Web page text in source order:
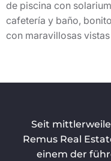
de piscina con
cafetería y baño,
con maravillosas
Seit
Remus Real
einem der